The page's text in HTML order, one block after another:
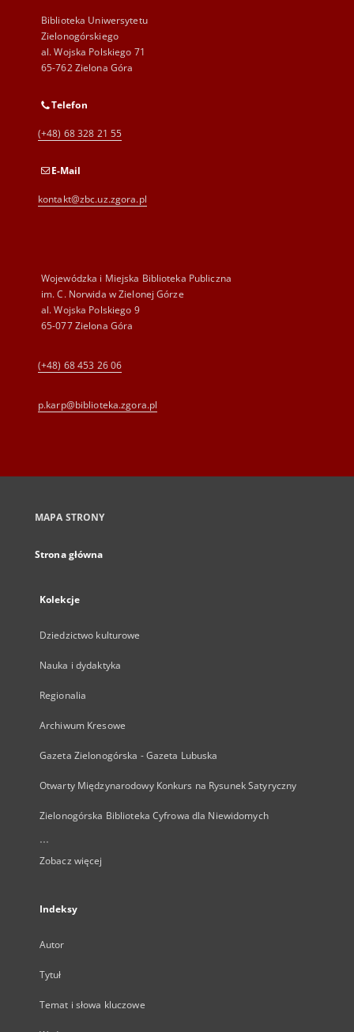
Biblioteka Uniwersytetu
Zielonogórskiego
al. Wojska Polskiego 71
65-762 Zielona Góra
Telefon
(+48) 68 328 21 55
E-Mail
kontakt@zbc.uz.zgora.pl
Wojewódzka i Miejska Biblioteka Publiczna
im. C. Norwida w Zielonej Górze
al. Wojska Polskiego 9
65-077 Zielona Góra
(+48) 68 453 26 06
p.karp@biblioteka.zgora.pl
MAPA STRONY
Strona główna
Kolekcje
Dziedzictwo kulturowe
Nauka i dydaktyka
Regionalia
Archiwum Kresowe
Gazeta Zielonogórska - Gazeta Lubuska
Otwarty Międzynarodowy Konkurs na Rysunek Satyryczny
Zielonogórska Biblioteka Cyfrowa dla Niewidomych
...
Zobacz więcej
Indeksy
Autor
Tytuł
Temat i słowa kluczowe